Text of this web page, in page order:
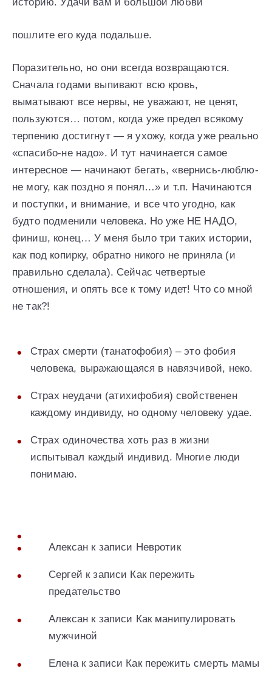
пошлите его куда подальше.
Поразительно, но они всегда возвращаются.
Сначала годами выпивают всю кровь,
выматывают все нервы, не уважают, не ценят,
пользуются… потом, когда уже предел всякому
терпению достигнут — я ухожу, когда уже реально
«спасибо-не надо». И тут начинается самое
интересное — начинают бегать, «вернись-люблю-
не могу, как поздно я понял…» и т.п. Начинаются
и поступки, и внимание, и все что угодно, как
будто подменили человека. Но уже НЕ НАДО,
финиш, конец… У меня было три таких истории,
как под копирку, обратно никого не приняла (и
правильно сделала). Сейчас четвертые
отношения, и опять все к тому идет! Что со мной
не так?!
Страх смерти (танатофобия) – это фобия
человека, выражающаяся в навязчивой, неко.
Страх неудачи (атихифобия) свойственен
каждому индивиду, но одному человеку удае.
Страх одиночества хоть раз в жизни
испытывал каждый индивид. Многие люди
понимаю.
Алексан к записи Невротик
Сергей к записи Как пережить
предательство
Алексан к записи Как манипулировать
мужчиной
Елена к записи Как пережить смерть мамы